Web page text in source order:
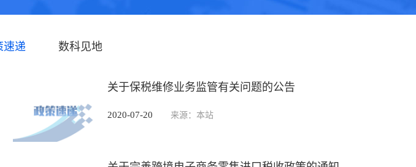
速递 数科见地
关于保税维修业务监管有关问题的公告
2020-07-20 来源：本站